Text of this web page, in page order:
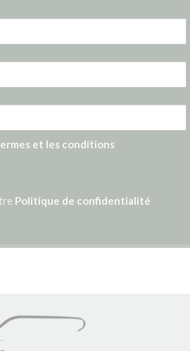
et les conditions
Politique de confidentialité